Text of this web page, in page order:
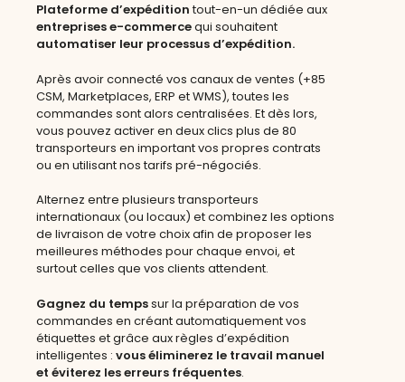
Plateforme d’expéditiontout-en-un dédiée aux
entreprises e-commercequi souhaitent
automatiser leur processus d’expédition.
Après avoir connecté vos canaux de ventes (+85
CSM, Marketplaces, ERP et WMS), toutes les
commandes sont alors centralisées. Et dès lors,
vous pouvez activer en deux clics plus de 80
transporteurs en important vos propres contrats
ou en utilisant nos tarifs pré-négociés.
Alternez entre plusieurs transporteurs
internationaux (ou locaux) et combinez les options
de livraison de votre choix afin de proposer les
meilleures méthodes pour chaque envoi, et
surtout celles que vos clients attendent.
Gagnez du tempssur la préparation de vos
commandes en créant automatiquement vos
étiquettes et grâce aux règles d’expédition
intelligentes :vous éliminerez le travail manuel
et éviterez les erreurs fréquentes.